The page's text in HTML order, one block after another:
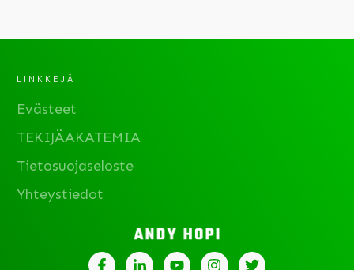
LINKKEJÄ
Evästeet
TEKIJÄAKATEMIA
Tietosuojaseloste
Yhteystiedot